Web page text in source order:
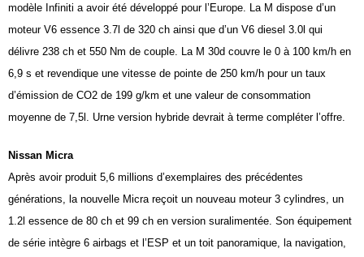
modèle Infiniti a avoir été développé pour l’Europe. La M dispose d’un
moteur V6 essence 3.7l de 320 ch ainsi que d’un V6 diesel 3.0l qui
délivre 238 ch et 550 Nm de couple. La M 30d couvre le 0 à 100 km/h en
6,9 s et revendique une vitesse de pointe de 250 km/h pour un taux
d’émission de CO2 de 199 g/km et une valeur de consommation
moyenne de 7,5l. Urne version hybride devrait à terme compléter l’offre.
Nissan Micra
Après avoir produit 5,6 millions d’exemplaires des précédentes
générations, la nouvelle Micra reçoit un nouveau moteur 3 cylindres, un
1.2l essence de 80 ch et 99 ch en version suralimentée. Son équipement
de série intègre 6 airbags et l’ESP et un toit panoramique, la navigation,